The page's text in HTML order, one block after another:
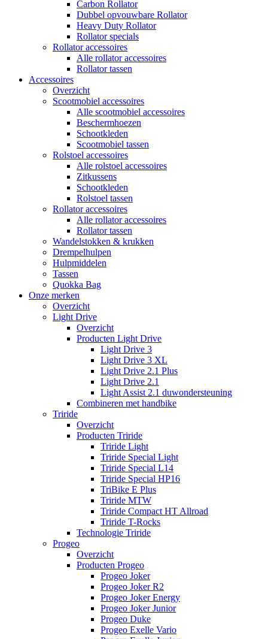
Carbon Rollator
Dubbel opvouwbare Rollator
Heavy Duty Rollator
Rollator specials
Rollator accessoires
Alle rollator accessoires
Rollator tassen
Accessoires
Overzicht
Scootmobiel accessoires
Alle scootmobiel accessoires
Beschermhoezen
Schootkleden
Scootmobiel tassen
Rolstoel accessoires
Alle rolstoel accessoires
Zitkussens
Schootkleden
Rolstoel tassen
Rollator accessoires
Alle rollator accessoires
Rollator tassen
Wandelstokken & krukken
Drempelhulpen
Hulpmiddelen
Tassen
Quokka Bag
Onze merken
Overzicht
Light Drive
Overzicht
Producten Light Drive
Light Drive 3
Light Drive 3 XL
Light Drive 2.1 Plus
Light Drive 2.1
Light Assist 2.1 duwondersteuning
Combineren met handbike
Triride
Overzicht
Producten Triride
Triride Light
Triride Special Light
Triride Special L14
Triride Special HP16
TriBike E Plus
Triride MTW
Triride Compact HT Allroad
Triride T-Rocks
Technologie Triride
Progeo
Overzicht
Producten Progeo
Progeo Joker
Progeo Joker R2
Progeo Joker Energy
Progeo Joker Junior
Progeo Duke
Progeo Exelle Vario